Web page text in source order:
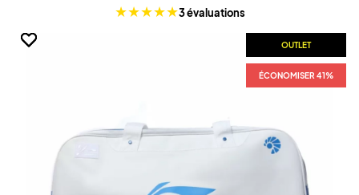
3 évaluations
OUTLET
ÉCONOMISER 41%
OUTLET
ÉCONOMISER 41%
OUTLET
ÉCONOMISER 41%
OUTLET
ÉCONOMISER 41%